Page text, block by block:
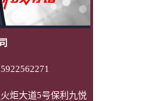
炬大道5号保利九悦